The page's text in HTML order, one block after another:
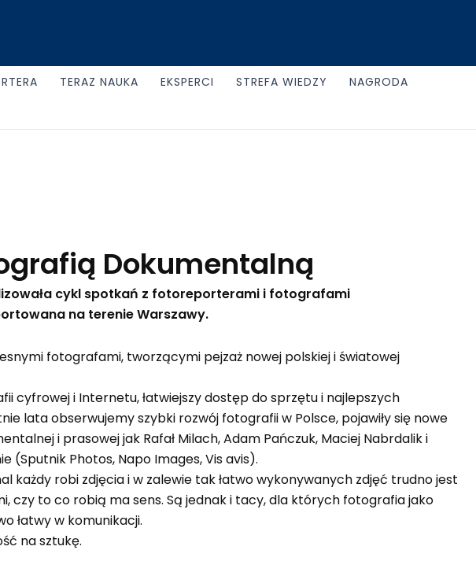
TERAZ NAUKA EKSPERCI STREFA WIEDZY
NAGRODA
Dokumentalną
cykl spotkań z fotoreporterami i fotografami
na terenie Warszawy.
fotografami, tworzącymi pejzaż nowej polskiej i światowej
cyfrowej i Internetu, łatwiejszy dostęp do sprzętu i najlepszych
lata obserwujemy szybki rozwój fotografii w Polsce, pojawiły się nowe
i prasowej jak Rafał Milach, Adam Pańczuk, Maciej Nabrdalik i
Photos, Napo Images, Vis avis).
każdy robi zdjęcia i w zalewie tak łatwo wykonywanych zdjęć trudno jest
czy to co robią ma sens. Są jednak i tacy, dla których fotografia jako
łatwy w komunikacji.
na sztukę.